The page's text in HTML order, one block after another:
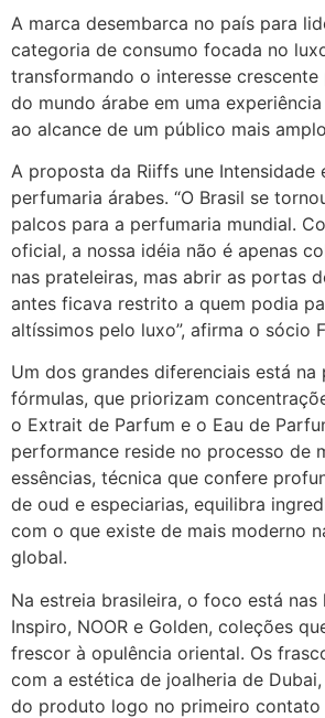
A marca desembarca no país para
categoria de consumo focada no
transformando o interesse crescente
do mundo árabe em uma
ao alcance de um público mais
A proposta da Riiffs une Intensidade
perfumaria árabes. “O Brasil se
palcos para a perfumaria mundial.
oficial, a nossa idéia não é apenas
nas prateleiras, mas abrir as portas
antes ficava restrito a quem podia
altíssimos pelo luxo”, afirma o sócio
Um dos grandes diferenciais está na
fórmulas, que priorizam
o Extrait de Parfum e o Eau de
performance reside no processo de
essências, técnica que confere
de oud e especiarias, equilibra
com o que existe de mais moderno
global.
Na estreia brasileira, o foco está nas
Inspiro, NOOR e Golden, coleções
frescor à opulência oriental. Os
com a estética de joalheria de
do produto logo no primeiro contato